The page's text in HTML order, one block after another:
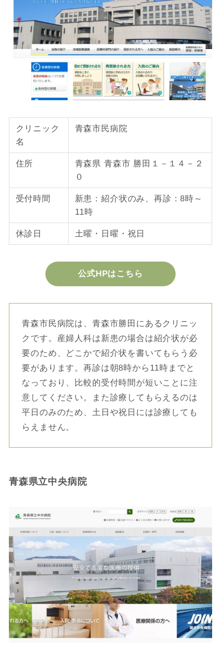
クリニック
名
青森市民病院
住所
青森県 青森市 勝田１－１４－２
０
受付時間
新患：紹介状のみ、再診：8時～
11時
休診日 土曜・日曜・祝日
公式HPはこちら
青森市民病院は、青森市勝田にあるクリニッ
クです。産婦人科は新患の場合は紹介状が必
要のため、どこかで紹介状を書いてもらう必
要があります。再診は朝8時から11時までと
なっており、比較的受付時間が短いことに注
意してください。また診療してもらえるのは
平日のみのため、土日や祝日には診療しても
らえません。
青森県立中央病院